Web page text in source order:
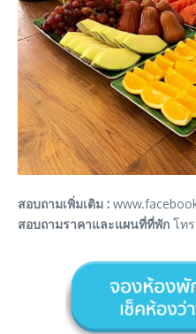
สอบถามเพิ่มเติม :
สอบถามราคาและแผนที่ที่พัก โท